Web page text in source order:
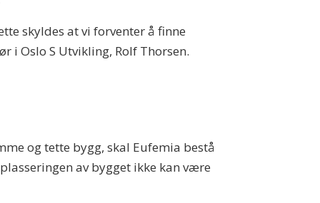
skyldes at vi forventer å finne
i Oslo S Utvikling, Rolf Thorsen.
og tette bygg, skal Eufemia bestå
av bygget ikke kan være